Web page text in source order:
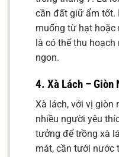
cần đất giữ ẩm tốt.
muống từ hạt hoặc
là có thể thu
ngon.
4. Xà Lách – Giòn
Xà lách, với vị giòn
nhiều người yêu
tưởng để trồng xà
mát, cần tưới nước